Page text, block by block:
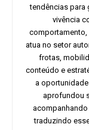
tendências para
vivência
comportamento,
atua no setor
frotas,
conteúdo e
a
aprofundou
traduzindo